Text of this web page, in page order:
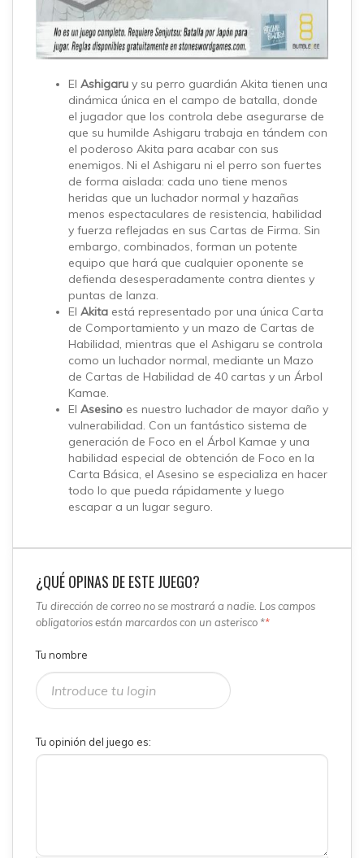
El Ashigaru y su perro guardián Akita tienen una
dinámica única en el campo de batalla, donde
el jugador que los controla debe asegurarse de
que su humilde Ashigaru trabaja en tándem con
el poderoso Akita para acabar con sus
enemigos. Ni el Ashigaru ni el perro son fuertes
de forma aislada: cada uno tiene menos
heridas que un luchador normal y hazañas
menos espectaculares de resistencia, habilidad
y fuerza reflejadas en sus Cartas de Firma. Sin
embargo, combinados, forman un potente
equipo que hará que cualquier oponente se
defienda desesperadamente contra dientes y
puntas de lanza.
El Akita está representado por una única Carta
de Comportamiento y un mazo de Cartas de
Habilidad, mientras que el Ashigaru se controla
como un luchador normal, mediante un Mazo
de Cartas de Habilidad de 40 cartas y un Árbol
Kamae.
El Asesino es nuestro luchador de mayor daño y
vulnerabilidad. Con un fantástico sistema de
generación de Foco en el Árbol Kamae y una
habilidad especial de obtención de Foco en la
Carta Básica, el Asesino se especializa en hacer
todo lo que pueda rápidamente y luego
escapar a un lugar seguro.
¿QUÉ OPINAS DE ESTE JUEGO?
Tu dirección de correo no se mostrará a nadie. Los campos
obligatorios están marcardos con un asterisco **
Tu nombre
Tu opinión del juego es: